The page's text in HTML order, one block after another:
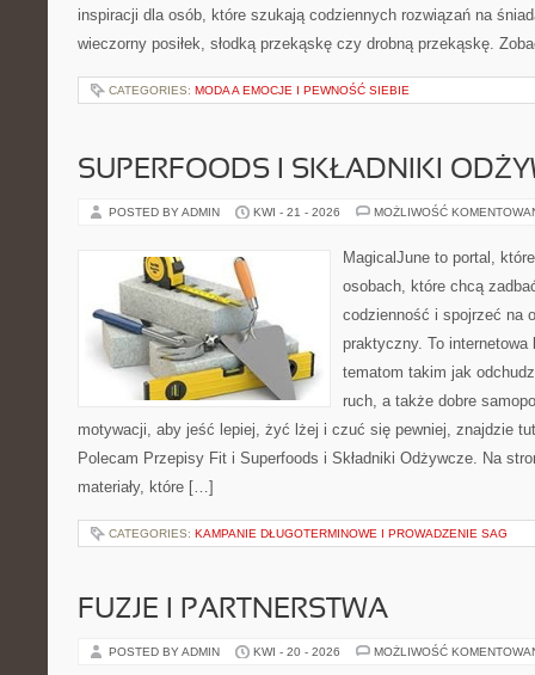
inspiracji dla osób, które szukają codziennych rozwiązań na
wieczorny posiłek, słodką przekąskę czy drobną przekąskę.
CATEGORIES: MODA A EMOCJE I PEWNOŚĆ SIEBIE
SUPERFOODS I SKŁADNIKI
POSTED BY ADMIN KWI - 21 - 2026 MOŻLIWOŚĆ
MagicalJune to portal,
osobach, które chcą
codzienność i spojrzeć na
praktyczny. To
tematom takim jak
ruch, a także dobre
motywacji, aby jeść lepiej, żyć lżej i czuć się pewniej, znajdzie
Polecam Przepisy Fit i Superfoods i Składniki Odżywcze. Na
materiały, które […]
CATEGORIES: KAMPANIE DŁUGOTERMINOWE I PROWADZENIE SAG
FUZJE I PARTNERSTWA
POSTED BY ADMIN KWI - 20 - 2026 MOŻLIWOŚĆ